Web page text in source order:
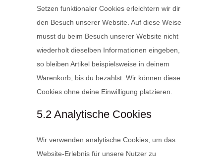
Setzen funktionaler Cookies erleichtern wir dir
den Besuch unserer Website. Auf diese Weise
musst du beim Besuch unserer Website nicht
wiederholt dieselben Informationen eingeben,
so bleiben Artikel beispielsweise in deinem
Warenkorb, bis du bezahlst. Wir können diese
Cookies ohne deine Einwilligung platzieren.
5.2 Analytische Cookies
Wir verwenden analytische Cookies, um das
Website-Erlebnis für unsere Nutzer zu